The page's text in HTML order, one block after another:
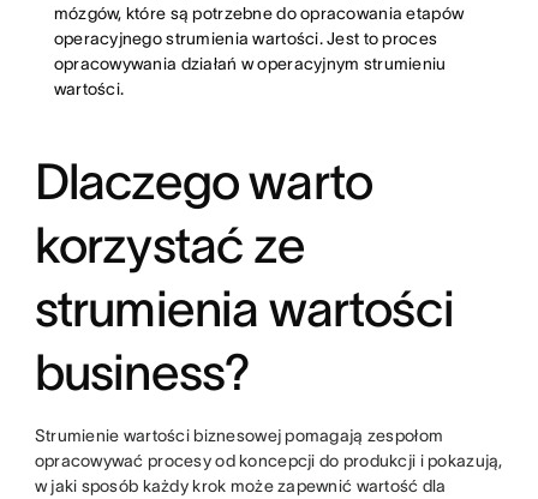
mózgów, które są potrzebne do opracowania etapów
operacyjnego strumienia wartości. Jest to proces
opracowywania działań w operacyjnym strumieniu
wartości.
Dlaczego warto
korzystać ze
strumienia wartości
business?
Strumienie wartości biznesowej pomagają zespołom
opracowywać procesy od koncepcji do produkcji i pokazują,
w jaki sposób każdy krok może zapewnić wartość dla